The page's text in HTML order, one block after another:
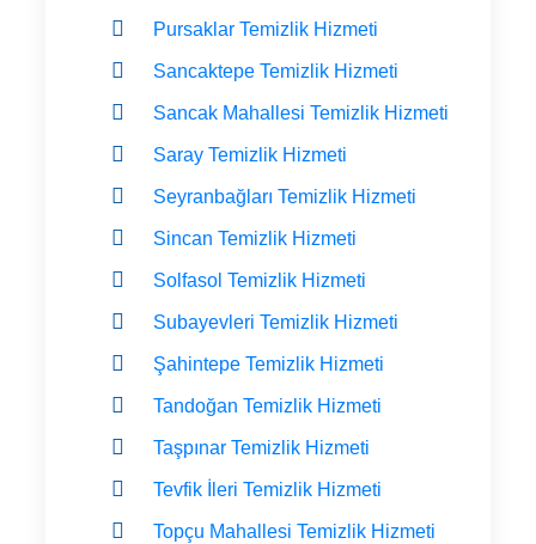
Pursaklar Temizlik Hizmeti
Sancaktepe Temizlik Hizmeti
Sancak Mahallesi Temizlik Hizmeti
Saray Temizlik Hizmeti
Seyranbağları Temizlik Hizmeti
Sincan Temizlik Hizmeti
Solfasol Temizlik Hizmeti
Subayevleri Temizlik Hizmeti
Şahintepe Temizlik Hizmeti
Tandoğan Temizlik Hizmeti
Taşpınar Temizlik Hizmeti
Tevfik İleri Temizlik Hizmeti
Topçu Mahallesi Temizlik Hizmeti